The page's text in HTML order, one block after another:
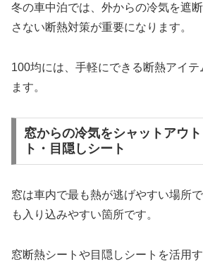
冬の車中泊では、外からの冷気を遮
さない断熱対策が重要になります。
100均には、手軽にできる断熱アイ
ます。
窓からの冷気をシャットアウ
ト・目隠しシート
窓は車内で最も熱が逃げやすい場所
も入り込みやすい箇所です。
窓断熱シートや目隠しシートを活用